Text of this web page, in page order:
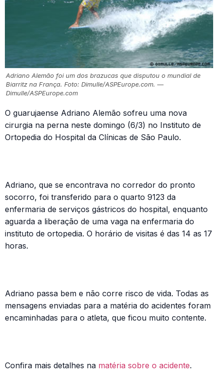
Adriano Alemão foi um dos brazucas que disputou o mundial de
Biarritz na França. Foto: Dimulle/ASPEurope.com. —
Dimulle/ASPEurope.com
O guarujaense Adriano Alemão sofreu uma nova
cirurgia na perna neste domingo (6/3) no Instituto de
Ortopedia do Hospital da Clínicas de São Paulo.
Adriano, que se encontrava no corredor do pronto
socorro, foi transferido para o quarto 9123 da
enfermaria de serviços gástricos do hospital, enquanto
aguarda a liberação de uma vaga na enfermaria do
instituto de ortopedia. O horário de visitas é das 14 as 17
horas.
Adriano passa bem e não corre risco de vida. Todas as
mensagens enviadas para a matéria do acidentes foram
encaminhadas para o atleta, que ficou muito contente.
Confira mais detalhes na matéria sobre o acidente.